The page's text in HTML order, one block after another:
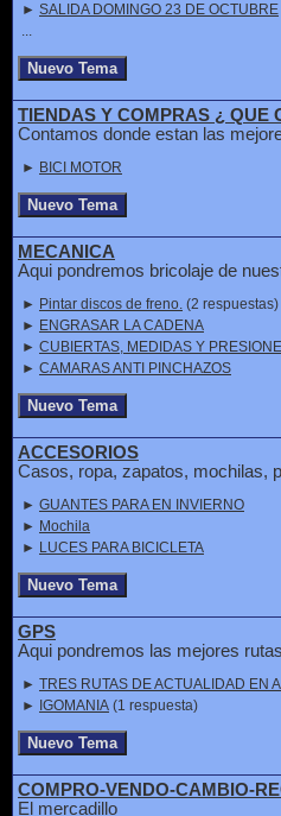
► SALIDA DOMINGO 23 DE OCTUBRE
...
TIENDAS Y COMPRAS ¿ QUE
Contamos donde estan las
► BICI MOTOR
MECANICA
Aqui pondremos bricolaje de
► Pintar discos de freno. (2 respuestas)
► ENGRASAR LA CADENA
► CUBIERTAS, MEDIDAS Y
► CAMARAS ANTI PINCHAZOS
ACCESORIOS
Casos, ropa, zapatos, mochilas,
► GUANTES PARA EN INVIERNO
► Mochila
► LUCES PARA BICICLETA
GPS
Aqui pondremos las mejores
► TRES RUTAS DE ACTUALIDAD EN
► IGOMANIA (1 respuesta)
COMPRO-VENDO-CAMBIO-
El mercadillo